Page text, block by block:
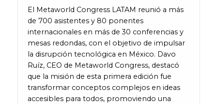
El Metaworld Congress LATAM reunió a más
de 700 asistentes y 80 ponentes
internacionales en más de 30 conferencias y
mesas redondas, con el objetivo de impulsar
la disrupción tecnológica en México. Davo
Ruíz, CEO de Metaworld Congress, destacó
que la misión de esta primera edición fue
transformar conceptos complejos en ideas
accesibles para todos, promoviendo una